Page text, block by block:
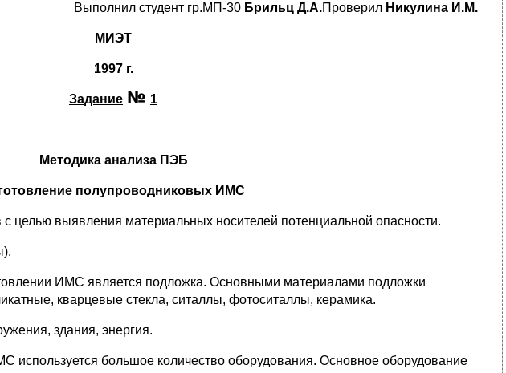
Выполнил студент гр.МП-30 Брильц Д.А.Проверил Никулина И.М.
МИЭТ
1997 г.
Задание 1
Методика анализа ПЭБ
полупроводниковых ИМС
целью выявления материальных носителей потенциальной опасности.
ИМС является подложка. Основными материалами подложки
кварцевые стекла, ситаллы, фотоситаллы, керамика.
здания, энергия.
используется большое количество оборудования. Основное оборудование